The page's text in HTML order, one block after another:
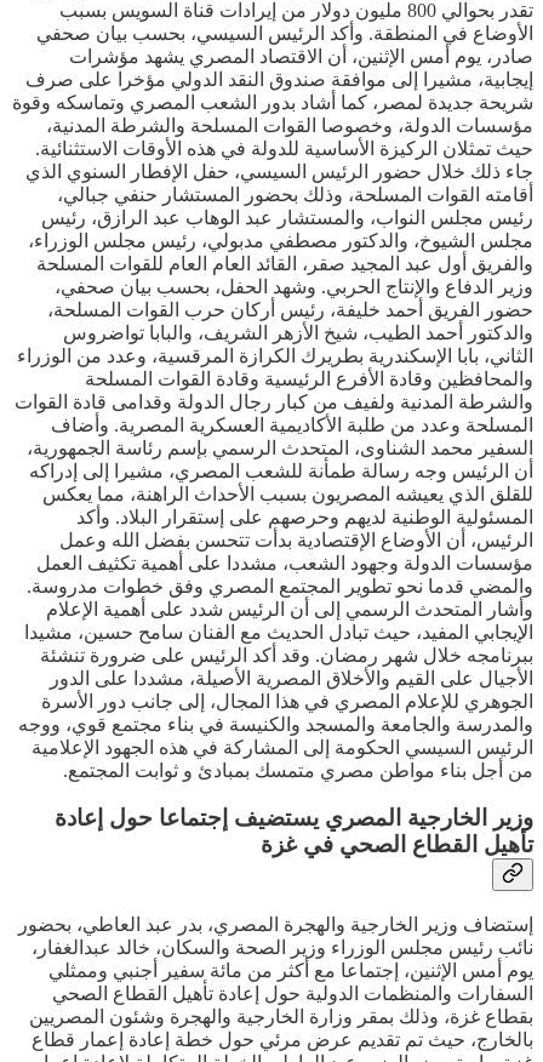
تقدر بحوالي 800 مليون دولار من إيرادات قناة السويس بسبب
الأوضاع في المنطقة. وأكد الرئيس السيسي، بحسب بيان صحفي
صادر، يوم أمس الإثنين، أن الاقتصاد المصري يشهد مؤشرات
إيجابية، مشيرا إلى موافقة صندوق النقد الدولي مؤخرا على صرف
شريحة جديدة لمصر، كما أشاد بدور الشعب المصري وتماسكه وقوة
مؤسسات الدولة، وخصوصا القوات المسلحة والشرطة المدنية،
حيث تمثلان الركيزة الأساسية للدولة في هذه الأوقات الاستثنائية.
جاء ذلك خلال حضور الرئيس السيسي، حفل الإفطار السنوي الذي
أقامته القوات المسلحة، وذلك بحضور المستشار حنفي جبالي،
رئيس مجلس النواب، والمستشار عبد الوهاب عبد الرازق، رئيس
مجلس الشيوخ، والدكتور مصطفي مدبولي، رئيس مجلس الوزراء،
والفريق أول عبد المجيد صقر، القائد العام العام للقوات المسلحة
وزير الدفاع والإنتاج الحربي. وشهد الحفل، بحسب بيان صحفي،
حضور الفريق أحمد خليفة، رئيس أركان حرب القوات المسلحة،
والدكتور أحمد الطيب، شيخ الأزهر الشريف، والبابا تواضروس
الثاني، بابا الإسكندرية بطريرك الكرازة المرقسية، وعدد من الوزراء
والمحافظين وقادة الأفرع الرئيسية وقادة القوات المسلحة
والشرطة المدنية ولفيف من كبار رجال الدولة وقدامى قادة القوات
المسلحة وعدد من طلبة الأكاديمية العسكرية المصرية. وأضاف
السفير محمد الشناوى، المتحدث الرسمي بإسم رئاسة الجمهورية،
أن الرئيس وجه رسالة طمأنة للشعب المصري، مشيرا إلى إدراكه
للقلق الذي يعيشه المصريون بسبب الأحداث الراهنة، مما يعكس
المسئولية الوطنية لديهم وحرصهم على إستقرار البلاد. وأكد
الرئيس، أن الأوضاع الإقتصادية بدأت تتحسن بفضل الله وعمل
مؤسسات الدولة وجهود الشعب، مشددا على أهمية تكثيف العمل
والمضي قدما نحو تطوير المجتمع المصري وفق خطوات مدروسة.
وأشار المتحدث الرسمي إلى أن الرئيس شدد على أهمية الإعلام
الإيجابي المفيد، حيث تبادل الحديث مع الفنان سامح حسين، مشيدا
ببرنامجه خلال شهر رمضان. وقد أكد الرئيس على ضرورة تنشئة
الأجيال على القيم والأخلاق المصرية الأصيلة، مشددا على الدور
الجوهري للإعلام المصري في هذا المجال، إلى جانب دور الأسرة
والمدرسة والجامعة والمسجد والكنيسة في بناء مجتمع قوي، ووجه
الرئيس السيسي الحكومة إلى المشاركة في هذه الجهود الإعلامية
من أجل بناء مواطن مصري متمسك بمبادئ و ثوابت المجتمع.
وزير الخارجية المصري يستضيف إجتماعا حول إعادة
تأهيل القطاع الصحي في غزة
إستضاف وزير الخارجية والهجرة المصري، بدر عبد العاطي، بحضور
نائب رئيس مجلس الوزراء وزير الصحة والسكان، خالد عبدالغفار،
يوم أمس الإثنين، إجتماعا مع أكثر من مائة سفير أجنبي وممثلي
السفارات والمنظمات الدولية حول إعادة تأهيل القطاع الصحي
بقطاع غزة، وذلك بمقر وزارة الخارجية والهجرة وشئون المصريين
بالخارج، حيث تم تقديم عرض مرئي حول خطة إعادة إعمار قطاع